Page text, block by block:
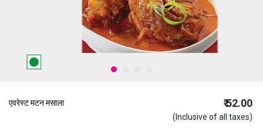
एवरेस्ट मटन मसाला ₹ 52.00
(Inclusive of all taxes)